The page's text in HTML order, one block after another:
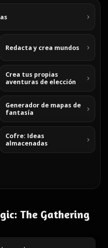
Redacta y crea mundos
Crea tus propias
aventuras de elección
Generador de mapas de
fantasía
Cofre: Ideas
almacenadas
The Gathering